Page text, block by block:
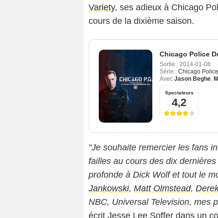
Variety, ses adieux à Chicago
cours de la dixième saison.
Chicago Police
Sortie : 2014-01-08
Série : Chicago
Avec Jason Beghe,
Spectateurs
4,2
"Je souhaite remercier les fans
failles au cours des dix
profonde à Dick Wolf et tout le
Jankowski, Matt Olmstead,
NBC, Universal Television, mes
écrit Jesse Lee Soffer dans un